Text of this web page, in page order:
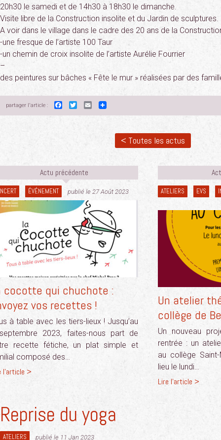
20h30 le samedi et de 14h30 à 18h30 le dimanche.
Visite libre de la Construction insolite et du Jardin de sculptures.
A voir dans le village dans le cadre des 20 ans de la
-une fresque de l’artiste 100 Taur
-un chemin de croix insolite de l’artiste Aurélie Fourrier
–
des peintures sur bâches « Fête le mur » réalisées par des
partager l'article : Facebook
TwitterEmail
< Toutes les actus
Actu précédente
ÉVÉNEMENT publié le 27 Août 2023
cocotte qui chuchote :
vos recettes !
à table avec les tiers-lieux ! Jusqu’au
2023, faites-nous part de
recette fétiche, un plat simple et
composé des…
l'article >
ATELIERS EVS
Un atelier
collège de
Un nouveau
rentrée : un
au collège
lieu le lundi…
Lire l'article >
Reprise du yoga
ATELIERS publié le 11 Jan 2023